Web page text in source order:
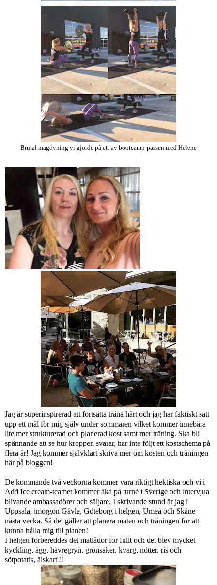
Brutal magövning vi gjorde på ett av bootcamp-passen med Helene
Jag är superinspirerad att fortsätta träna hårt och jag har faktiskt satt
upp ett mål för mig själv under sommaren vilket kommer innebära
lite mer strukturerad och planerad kost samt mer träning. Ska bli
spännande att se hur kroppen svarar, har inte följt ett kostschema på
flera år! Jag kommer självklart skriva mer om kosten och träningen
här på bloggen!
De kommande två veckorna kommer vara riktigt hektiska och vi i
Add Ice cream-teamet kommer åka på turné i Sverige och intervjua
blivande ambassadörer och säljare. I skrivande stund är jag i
Uppsala, imorgon Gävle, Göteborg i helgen, Umeå och Skåne
nästa vecka. Så det gäller att planera maten och träningen för att
kunna hålla mig till planen!
I helgen förbereddes det matlådor för fullt och det blev mycket
kyckling, ägg, havregryn, grönsaker, kvarg, nötter, ris och
sötpotatis, älskart'!!